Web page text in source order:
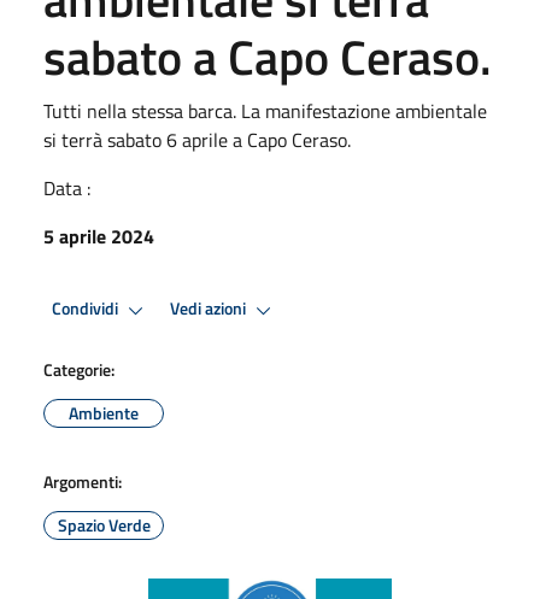
sabato a Capo Ceraso.
Tutti nella stessa barca. La manifestazione ambientale
si terrà sabato 6 aprile a Capo Ceraso.
Data :
5 aprile 2024
Condividi Vedi azioni
Categorie:
Ambiente
Argomenti:
Spazio Verde